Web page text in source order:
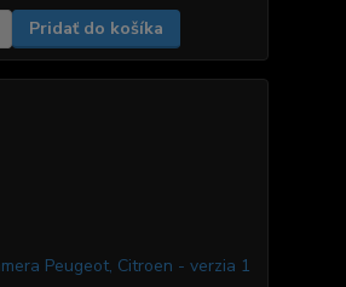
Pridať do košíka